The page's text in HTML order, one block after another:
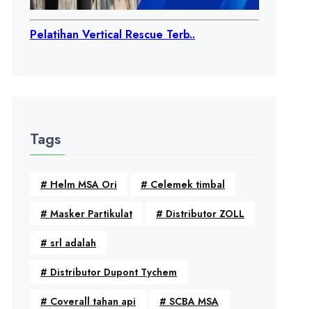
Pelatihan Vertical Rescue Terb..
Tags
# Helm MSA Ori # Celemek timbal
# Masker Partikulat # Distributor ZOLL
# srl adalah
# Distributor Dupont Tychem
# Coverall tahan api # SCBA MSA